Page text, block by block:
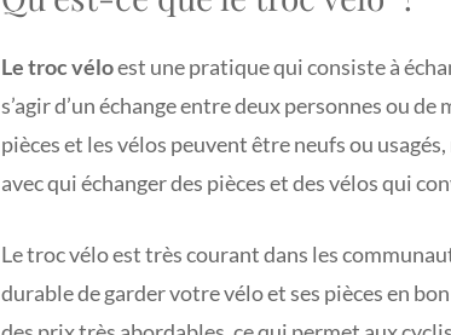
Le troc véloest une pratique qui consiste à
s’agir d’un échange entre deux personnes ou
pièces et les vélos peuvent être neufs ou
avec qui échanger des pièces et des vélos qui
Le troc vélo est très courant dans les
durable de garder votre vélo et ses pièces en